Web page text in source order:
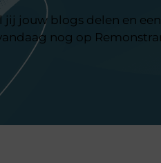
jij jouw blogs delen en
nog op